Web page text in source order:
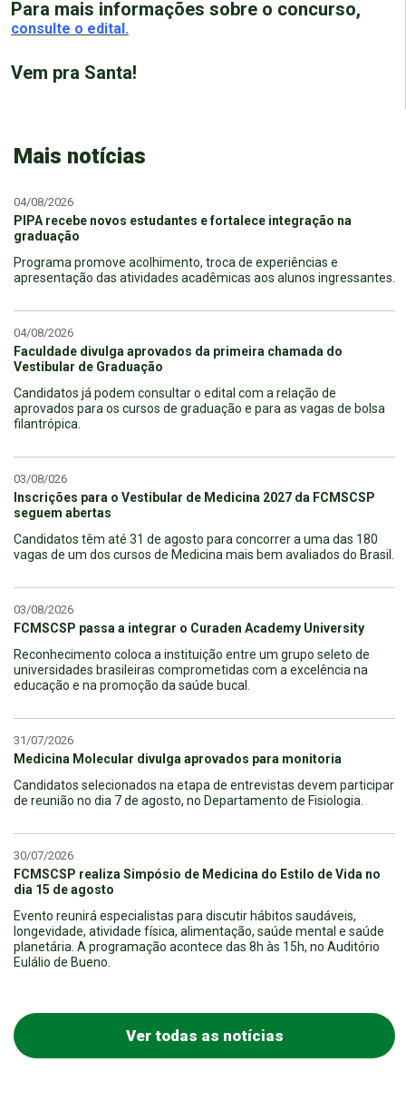
Para mais informações sobre o concurso,
consulte o edital.
Vem pra Santa!
Mais notícias
04/08/2026
PIPA recebe novos estudantes e fortalece integração na
graduação
Programa promove acolhimento, troca de experiências e
apresentação das atividades acadêmicas aos alunos ingressantes.
04/08/2026
Faculdade divulga aprovados da primeira chamada do
Vestibular de Graduação
Candidatos já podem consultar o edital com a relação de
aprovados para os cursos de graduação e para as vagas de bolsa
filantrópica.
03/08/026
Inscrições para o Vestibular de Medicina 2027 da FCMSCSP
seguem abertas
Candidatos têm até 31 de agosto para concorrer a uma das 180
vagas de um dos cursos de Medicina mais bem avaliados do Brasil.
03/08/2026
FCMSCSP passa a integrar o Curaden Academy University
Reconhecimento coloca a instituição entre um grupo seleto de
universidades brasileiras comprometidas com a excelência na
educação e na promoção da saúde bucal.
31/07/2026
Medicina Molecular divulga aprovados para monitoria
Candidatos selecionados na etapa de entrevistas devem participar
de reunião no dia 7 de agosto, no Departamento de Fisiologia.
30/07/2026
FCMSCSP realiza Simpósio de Medicina do Estilo de Vida no
dia 15 de agosto
Evento reunirá especialistas para discutir hábitos saudáveis,
longevidade, atividade física, alimentação, saúde mental e saúde
planetária. A programação acontece das 8h às 15h, no Auditório
Eulálio de Bueno.
Ver todas as notícias